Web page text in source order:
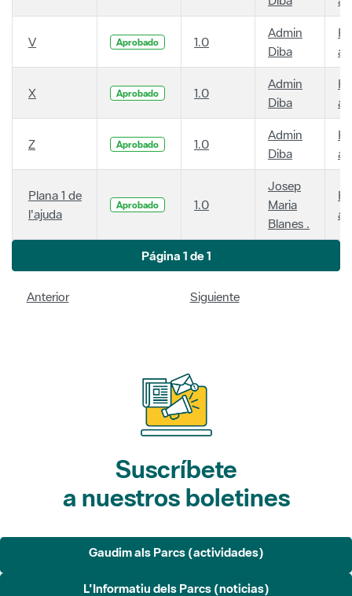
V Aprobado 1.0
Admin
Diba
X Aprobado 1.0
Admin
Diba
Z Aprobado 1.0
Admin
Diba
Plana 1 de
l'ajuda
Aprobado 1.0
Josep
Maria
Blanes .
Página 1 de 1
Anterior Siguiente
Suscríbete
a nuestros boletines
Gaudim als Parcs (actividades)
L'Informatiu dels Parcs (noticias)